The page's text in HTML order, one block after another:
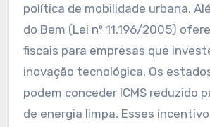
política de mobilidade urbana.
do Bem (Lei nº 11.196/2005)
fiscais para empresas que
inovação tecnológica. Os
podem conceder ICMS reduzido
de energia limpa. Esses